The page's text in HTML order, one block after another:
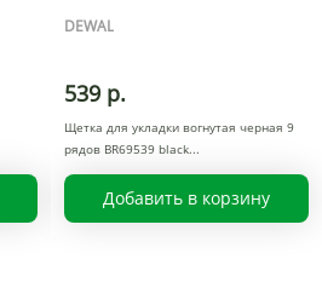
DEWAL
539 р.
Щетка для укладки вогнутая черная 9
рядов BR69539 black
Добавить в корзину